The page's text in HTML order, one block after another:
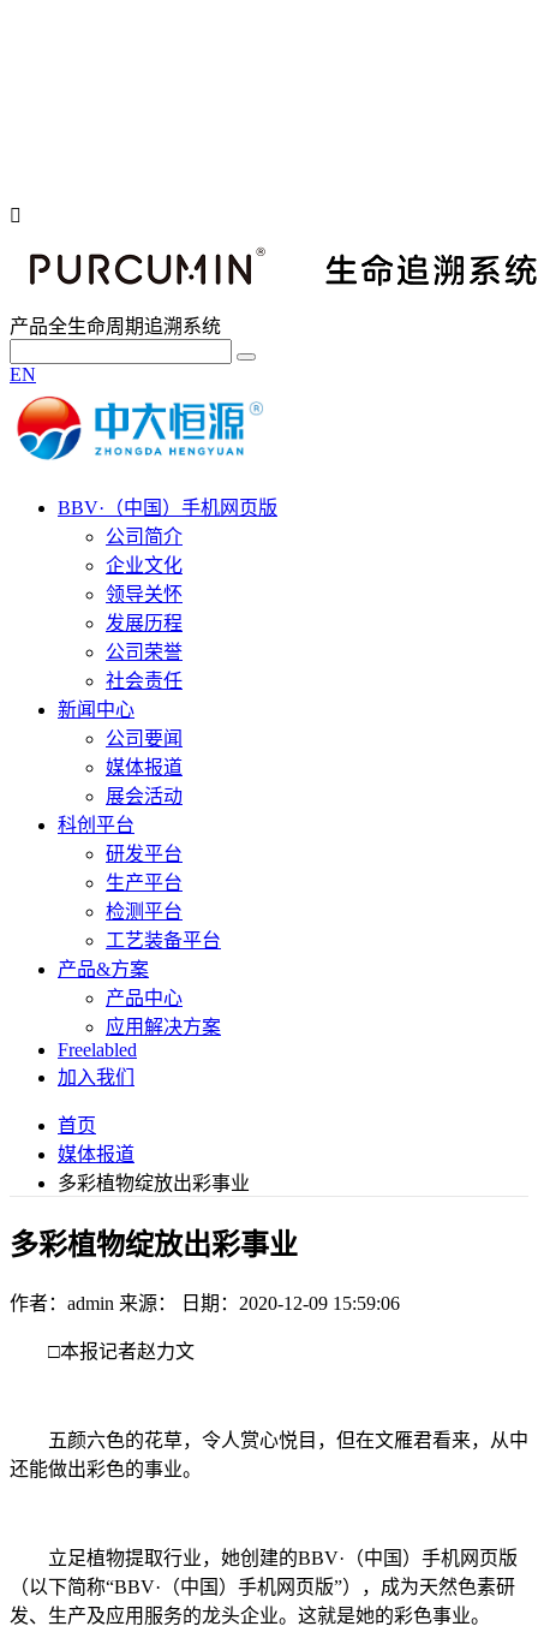
产品全生命周期追溯系统
EN
BBV·（中国）手机网页版
公司简介
企业文化
领导关怀
发展历程
公司荣誉
社会责任
新闻中心
公司要闻
媒体报道
展会活动
科创平台
研发平台
生产平台
检测平台
工艺装备平台
产品&方案
产品中心
应用解决方案
Freelabled
加入我们
首页
媒体报道
多彩植物绽放出彩事业
多彩植物绽放出彩事业
作者：admin 来源： 日期：2020-12-09 15:59:06
□本报记者赵力文
五颜六色的花草，令人赏心悦目，但在文雁君看来，从中
还能做出彩色的事业。
立足植物提取行业，她创建的BBV·（中国）手机网页版
（以下简称“BBV·（中国）手机网页版”），成为天然色素研
发、生产及应用服务的龙头企业。这就是她的彩色事业。